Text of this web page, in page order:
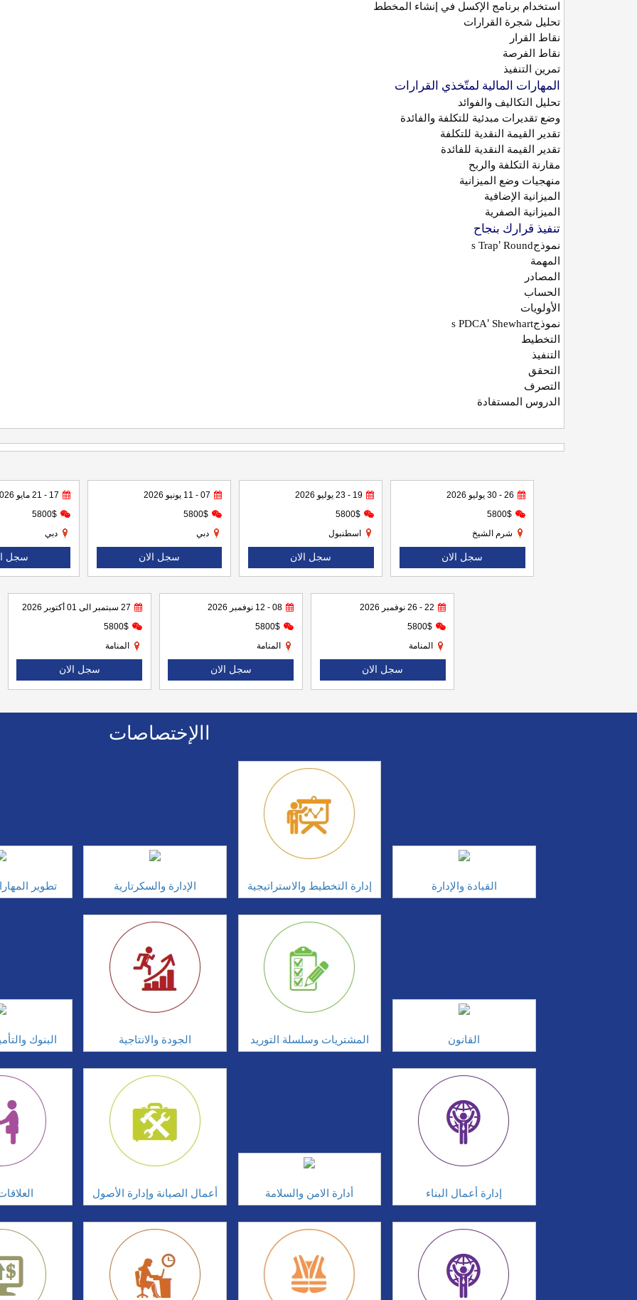
استخدام برنامج الإكسل في إنشاء المخطط
تحليل شجرة القرارات
نقاط القرار
نقاط الفرصة
تمرين التنفيذ
المهارات المالية لمتّخذي القرارات
تحليل التكاليف والفوائد
وضع تقديرات مبدئية للتكلفة والفائدة
تقدير القيمة النقدية للتكلفة
تقدير القيمة النقدية للفائدة
مقارنة التكلفة والربح
منهجيات وضع الميزانية
الميزانية الإضافية
الميزانية الصفرية
تنفيذ قرارك بنجاح
نموذجRound
’
s Trap
المهمة
المصادر
الحساب
الأولويات
نموذجShewhart
’
s PDCA
التخطيط
التنفيذ
التحقق
التصرف
الدروس المستفادة
17 - 21 مايو 2026
5800$
دبي
سجل
07 - 11 يونيو 2026
5800$
دبي
سجل الان
19 - 23 يوليو 2026
5800$
اسطنبول
سجل الان
26 - 30 يوليو 2026
5800$
شرم الشيخ
سجل الان
27 سبتمبر الى 01 أكتوبر 2026
5800$
المنامة
سجل الان
08 - 12 نوفمبر 2026
5800$
المنامة
سجل الان
22 - 26 نوفمبر 2026
5800$
المنامة
سجل الان
االإختصاصات
تطوير الإدارة والسكرتارية إدارة التخطيط والاستراتيجية القيادة والإدارة
البنوك الجودة والانتاجية المشتريات وسلسلة التوريد القانون
أعمال الصيانة وإدارة الأصول أدارة الامن والسلامة إدارة أعمال البناء